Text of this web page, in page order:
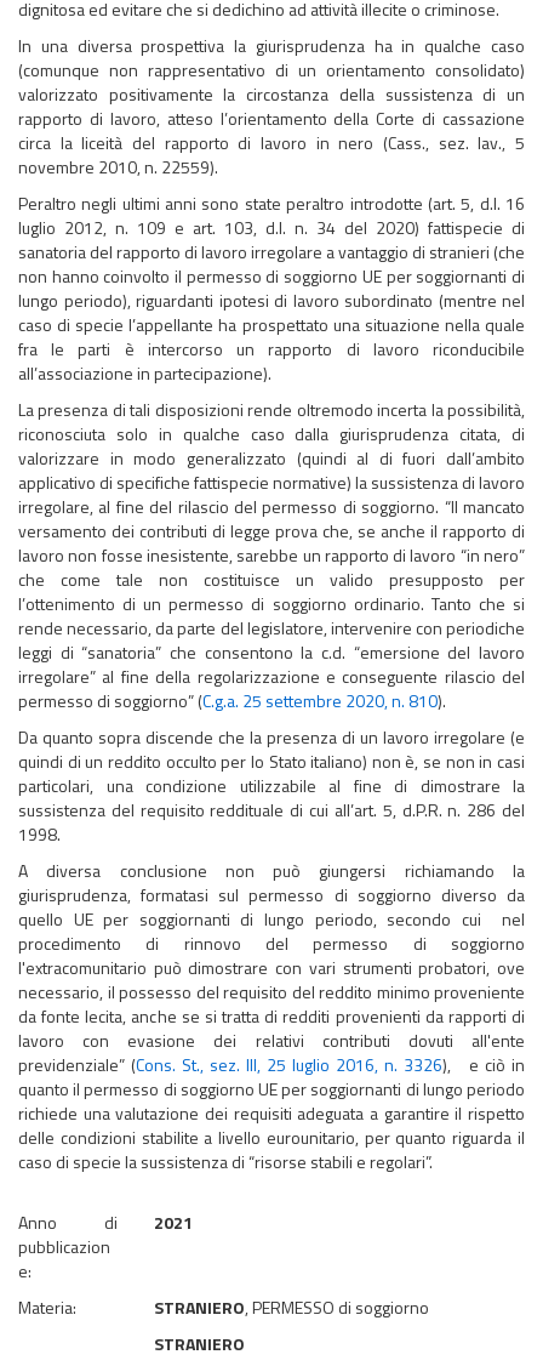
dignitosa ed evitare che si dedichino ad attività illecite o criminose.
In una diversa prospettiva la giurisprudenza ha in qualche caso
(comunque non rappresentativo di un orientamento consolidato)
valorizzato positivamente la circostanza della sussistenza di un
rapporto di lavoro, atteso l’orientamento della Corte di cassazione
circa la liceità del rapporto di lavoro in nero (Cass., sez. lav., 5
novembre 2010, n. 22559).
Peraltro negli ultimi anni sono state peraltro introdotte (art. 5, d.l. 16
luglio 2012, n. 109 e art. 103, d.l. n. 34 del 2020) fattispecie di
sanatoria del rapporto di lavoro irregolare a vantaggio di stranieri (che
non hanno coinvolto il permesso di soggiorno UE per soggiornanti di
lungo periodo), riguardanti ipotesi di lavoro subordinato (mentre nel
caso di specie l’appellante ha prospettato una situazione nella quale
fra le parti è intercorso un rapporto di lavoro riconducibile
all’associazione in partecipazione).
La presenza di tali disposizioni rende oltremodo incerta la possibilità,
riconosciuta solo in qualche caso dalla giurisprudenza citata, di
valorizzare in modo generalizzato (quindi al di fuori dall’ambito
applicativo di specifiche fattispecie normative) la sussistenza di lavoro
irregolare, al fine del rilascio del permesso di soggiorno. “Il mancato
versamento dei contributi di legge prova che, se anche il rapporto di
lavoro non fosse inesistente, sarebbe un rapporto di lavoro “in nero”
che come tale non costituisce un valido presupposto per
l’ottenimento di un permesso di soggiorno ordinario. Tanto che si
rende necessario, da parte del legislatore, intervenire con periodiche
leggi di “sanatoria” che consentono la c.d. “emersione del lavoro
irregolare” al fine della regolarizzazione e conseguente rilascio del
permesso di soggiorno” (C.g.a. 25 settembre 2020, n. 810).
Da quanto sopra discende che la presenza di un lavoro irregolare (e
quindi di un reddito occulto per lo Stato italiano) non è, se non in casi
particolari, una condizione utilizzabile al fine di dimostrare la
sussistenza del requisito reddituale di cui all’art. 5, d.P.R. n. 286 del
1998.
A diversa conclusione non può giungersi richiamando la
giurisprudenza, formatasi sul permesso di soggiorno diverso da
quello UE per soggiornanti di lungo periodo, secondo cui nel
procedimento di rinnovo del permesso di soggiorno
l'extracomunitario può dimostrare con vari strumenti probatori, ove
necessario, il possesso del requisito del reddito minimo proveniente
da fonte lecita, anche se si tratta di redditi provenienti da rapporti di
lavoro con evasione dei relativi contributi dovuti all'ente
previdenziale” (Cons. St., sez. III, 25 luglio 2016, n. 3326), e ciò in
quanto il permesso di soggiorno UE per soggiornanti di lungo periodo
richiede una valutazione dei requisiti adeguata a garantire il rispetto
delle condizioni stabilite a livello eurounitario, per quanto riguarda il
caso di specie la sussistenza di “risorse stabili e regolari”.
Anno di
pubblicazion
e:
2021
Materia: STRANIERO, PERMESSO di soggiorno
STRANIERO